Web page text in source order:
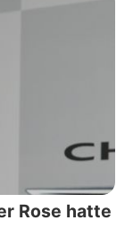
Rose hatte